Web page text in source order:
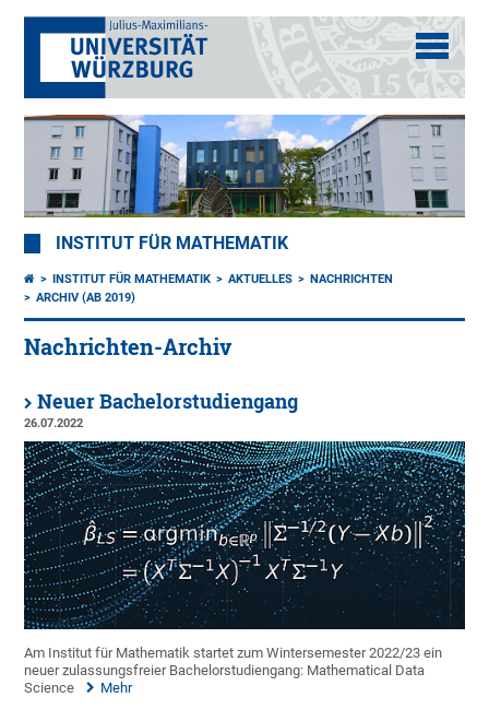
INSTITUT FÜR MATHEMATIK
INSTITUT FÜR MATHEMATIK AKTUELLES
NACHRICHTEN
ARCHIV (AB 2019)
Nachrichten-Archiv
Neuer Bachelorstudiengang
26.07.2022
Am Institut für Mathematik startet zum Wintersemester 2022/23 ein
neuer zulassungsfreier Bachelorstudiengang: Mathematical Data
Science
Mehr